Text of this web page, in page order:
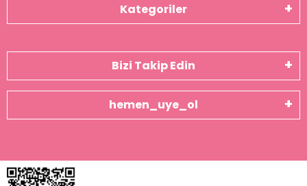
Kategoriler
Bizi Takip Edin
hemen_uye_ol